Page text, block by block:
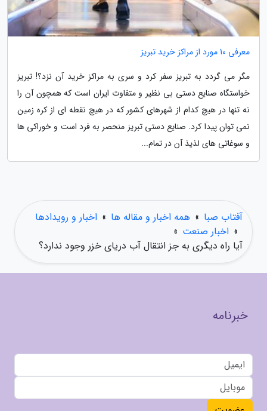
معرفی 10 مورد از مراکز خرید تبریز
مگر می گردد به تبریز سفر کرد و سری به مراکز خرید آن نزد؟! تبریز
خواستگاه صنایع دستی بی نظیر و متفاوت ایران است که همچون آن را
نه تنها در هیچ کدام از شهرهای کشور که در هیچ نقطه ای از کره زمین
نمی توان پیدا کرد. صنایع دستی تبریز منحصر به فرد است و خوراکی ها
و سوغاتی های لذیذ آن در تمام...
آفتاب صبا » همه اخبار و مقاله ها » اخبار و رویدادها
» اخبار صنعت »
آیا راه دیگری به جز انتقال آب دریای خزر وجود ندارد؟
خبرنامه